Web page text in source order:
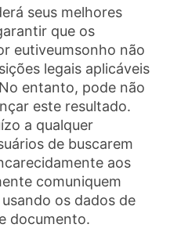
seus melhores
que os
eutiveumsonho não
legais aplicáveis
entanto, pode não
este resultado.
a qualquer
de buscarem
aos
comuniquem
os dados de
documento.